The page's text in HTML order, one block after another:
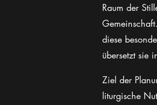
Raum der
diese
übersetzt sie
Ziel der
liturgische